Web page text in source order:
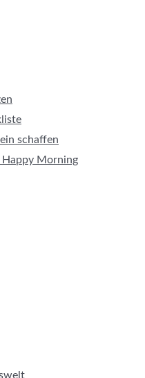
schaffen
Happy Morning